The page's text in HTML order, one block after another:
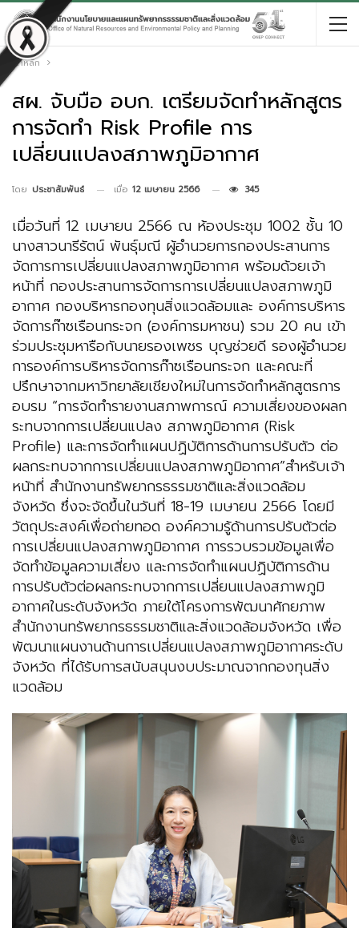
หน้าหลัก
สผ. จับมือ อบก. เตรียมจัดทำหลักสูตร
การจัดทำ Risk Profile การ
เปลี่ยนแปลงสภาพภูมิอากาศ
โดย ประชาสัมพันธ์ เมื่อ 12 เมษายน 2566 345
เมื่อวันที่ 12 เมษายน 2566 ณ ห้องประชุม 1002 ชั้น 10
นางสาวนารีรัตน์ พันธุ์มณี ผู้อำนวยการกองประสานการ
จัดการการเปลี่ยนแปลงสภาพภูมิอากาศ พร้อมด้วยเจ้า
หน้าที่ กองประสานการจัดการการเปลี่ยนแปลงสภาพภูมิ
อากาศ กองบริหารกองทุนสิ่งแวดล้อมและ องค์การบริหาร
จัดการก๊าซเรือนกระจก (องค์การมหาชน) รวม 20 คน เข้า
ร่วมประชุมหารือกับนายรองเพชร บุญช่วยดี รองผู้อำนวย
การองค์การบริหารจัดการก๊าซเรือนกระจก และคณะที่
ปรึกษาจากมหาวิทยาลัยเชียงใหม่ในการจัดทำหลักสูตรการ
อบรม “การจัดทำรายงานสภาพการณ์ ความเสี่ยงของผลก
ระทบจากการเปลี่ยนแปลง สภาพภูมิอากาศ (Risk
Profile) และการจัดทำแผนปฏิบัติการด้านการปรับตัว ต่อ
ผลกระทบจากการเปลี่ยนแปลงสภาพภูมิอากาศ”สำหรับเจ้า
หน้าที่ สำนักงานทรัพยากรธรรมชาติและสิ่งแวดล้อม
จังหวัด ซึ่งจะจัดขึ้นในวันที่ 18-19 เมษายน 2566 โดยมี
วัตถุประสงค์เพื่อถ่ายทอด องค์ความรู้ด้านการปรับตัวต่อ
การเปลี่ยนแปลงสภาพภูมิอากาศ การรวบรวมข้อมูลเพื่อ
จัดทำข้อมูลความเสี่ยง และการจัดทำแผนปฏิบัติการด้าน
การปรับตัวต่อผลกระทบจากการเปลี่ยนแปลงสภาพภูมิ
อากาศในระดับจังหวัด ภายใต้โครงการพัฒนาศักยภาพ
สำนักงานทรัพยากรธรรมชาติและสิ่งแวดล้อมจังหวัด เพื่อ
พัฒนาแผนงานด้านการเปลี่ยนแปลงสภาพภูมิอากาศระดับ
จังหวัด ที่ได้รับการสนับสนุนงบประมาณจากกองทุนสิ่ง
แวดล้อม